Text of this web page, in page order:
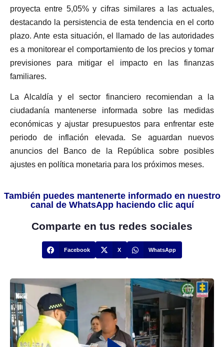
proyecta entre 5,05% y cifras similares a las actuales,
destacando la persistencia de esta tendencia en el corto
plazo. Ante esta situación, el llamado de las autoridades
es a monitorear el comportamiento de los precios y tomar
previsiones para mitigar el impacto en las finanzas
familiares.
La Alcaldía y el sector financiero recomiendan a la
ciudadanía mantenerse informada sobre las medidas
económicas y ajustar presupuestos para enfrentar este
periodo de inflación elevada. Se aguardan nuevos
anuncios del Banco de la República sobre posibles
ajustes en política monetaria para los próximos meses.
También puedes mantenerte informado en nuestro
canal de WhatsApp haciendo clic aquí
Comparte en tus redes sociales
Facebook X WhatsApp